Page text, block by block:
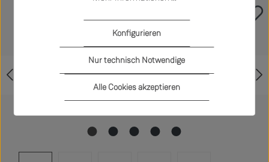
Nur technisch Notwendige
Konfigurieren
Alle Cookies akzeptieren